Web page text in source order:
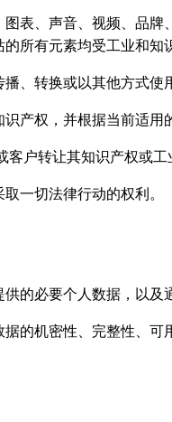
表、声音、视频、品
所有元素均受工业和知
、转换或以其他方式使
产权，并根据当前适用
户转让其知识产权或
一切法律行动的权利。
的必要个人数据，以
的机密性、完整性、可